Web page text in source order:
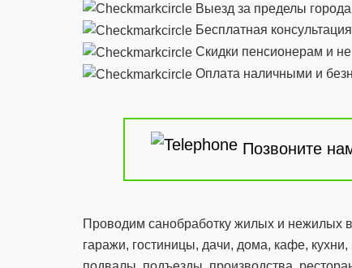
Выезд за пределы города
Бесплатная консультация
Скидки пенсионерам и не
Оплата наличными и
Позвоните
Проводим санобработку жилых и нежилых
гаражи, гостиницы, дачи, дома, кафе,